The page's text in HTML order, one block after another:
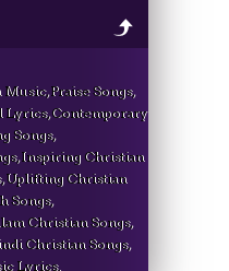
Praise Songs,
Lyrics, Contemporary
Songs,
Inspiring Christian
Uplifting Christian
Songs,
Christian Songs,
Christian Songs,
Lyrics.